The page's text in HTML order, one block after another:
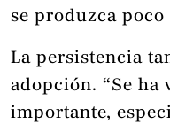
se produzca poco
La persistencia
adopción. “Se ha
importante,